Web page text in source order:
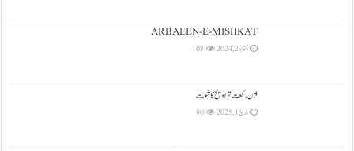
ARBAEEN-E-MISHKAT
اکتوبر 2, 2024 103
بیس رکعت تراویح کا ثبوت
مارچ 1, 2025 90